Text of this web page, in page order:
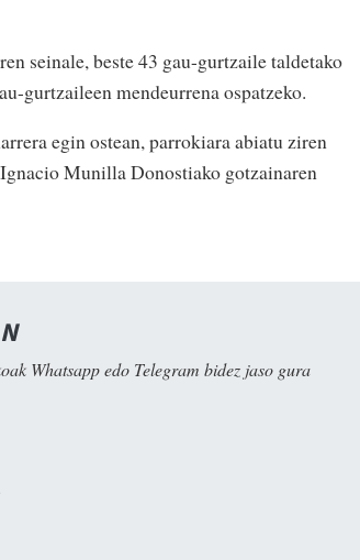
seinale, beste 43 gau-gurtzaile taldetako
gurtzaileen mendeurrena ospatzeko.
egin ostean, parrokiara abiatu ziren
Munilla Donostiako gotzainaren
Whatsapp edo Telegram bidez jaso gura